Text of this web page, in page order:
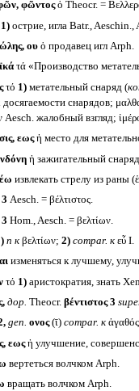
φῶντοςὁ Theocr. =
1)острие, игла Batr., Aeschin.,
ουὁ продавец игл Arph.
τά «Производство
τό 1)метательный снаряд (
досягаемости снарядов;
Aesch. жалобный взгляд;
εωςἡ место для
ἡ зажигательный
извлекать стрелу из раны
Aesch. = βέλτιστος.
Hom., Aesch. = βελτίων.
n кβελτίων; 2) compar. кεὖ I.
изменяться к лучшему,
τό 1)аристократия, знать
дор. Theocr. βέντιστος 3
gen. ονος(ῑ) compar. к
εωςἡ улучшение,
вертеться волчком Arph.
вращать волчком Arph.